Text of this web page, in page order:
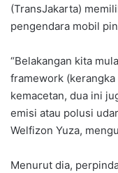
(TransJakarta)
pengendara mobil
“Belakangan kita
framework
kemacetan, dua ini
emisi atau polusi
Welfizon Yuza,
Menurut dia,